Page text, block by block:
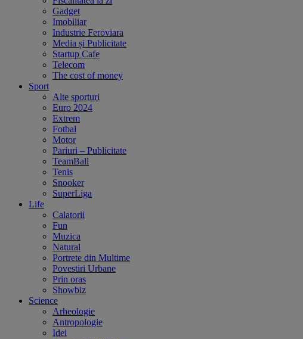
Gadget
Imobiliar
Industrie Feroviara
Media și Publicitate
Startup Cafe
Telecom
The cost of money
Sport
Alte sporturi
Euro 2024
Extrem
Fotbal
Motor
Pariuri – Publicitate
TeamBall
Tenis
Snooker
SuperLiga
Life
Calatorii
Fun
Muzica
Natural
Portrete din Multime
Povestiri Urbane
Prin oras
Showbiz
Science
Arheologie
Antropologie
Idei